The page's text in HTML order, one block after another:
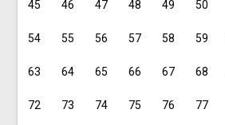
45 46 47 48 49 50
54 55 56 57 58 59
63 64 65 66 67 68
72 73 74 75 76 77